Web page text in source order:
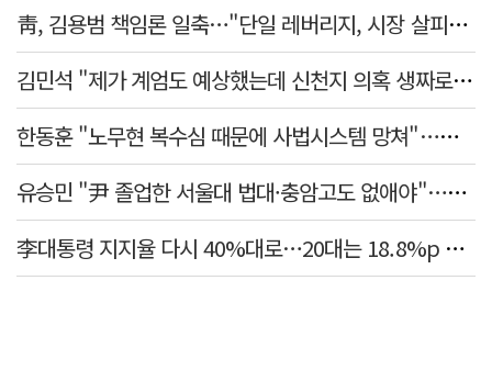
靑, 김용범 책임론 일축…"단일 레버리지, 시장 살피고 대책 챙길 때"
김민석 "제가 계엄도 예상했는데 신천지 의혹 생짜로 말했겠나"
한동훈 "노무현 복수심 때문에 사법시스템 망쳐"…민주당 맹공
유승민 "尹 졸업한 서울대 법대·충암고도 없애야"…李 육사 통합 직격
李대통령 지지율 다시 40%대로…20대는 18.8%p 급락